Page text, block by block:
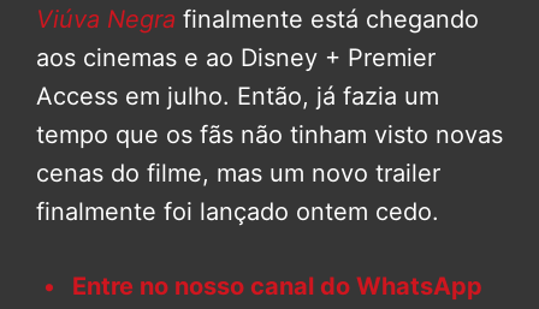
Viúva Negra finalmente está chegando
aos cinemas e ao Disney + Premier
Access em julho. Então, já fazia um
tempo que os fãs não tinham visto novas
cenas do filme, mas um novo trailer
finalmente foi lançado ontem cedo.
Entre no nosso canal do WhatsApp